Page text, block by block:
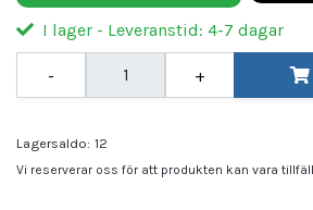
I lager - Leveranstid: 4-7 dagar
- +
Lagersaldo: 12
Vi reserverar oss för att produkten kan vara